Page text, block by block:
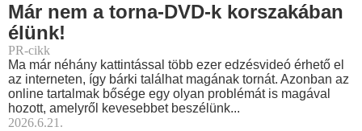
Már nem a torna-DVD-k korszakában
élünk!
PR-cikk
Ma már néhány kattintással több ezer edzésvideó érhető el
az interneten, így bárki találhat magának tornát. Azonban az
online tartalmak bősége egy olyan problémát is magával
hozott, amelyről kevesebbet beszélünk...
2026.6.21.